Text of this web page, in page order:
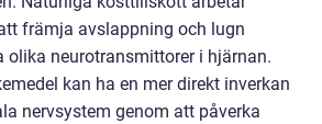
främja avslappning och lugn
olika neurotransmittorer i hjärnan.
kan ha en mer direkt inverkan
nervsystem genom att påverka